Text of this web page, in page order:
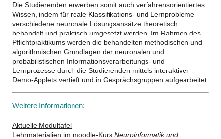
Die Studierenden erwerben somit auch verfahrensorientiertes
Wissen, indem für reale Klassifikations- und Lernprobleme
verschiedene neuronale Lösungsansätze theoretisch
behandelt und praktisch umgesetzt werden. Im Rahmen des
Pflichtpraktikums werden die behandelten methodischen und
algorithmischen Grundlagen der neuronalen und
probabilistischen Informationsverarbeitungs- und
Lernprozesse durch die Studierenden mittels interaktiver
Demo-Applets vertieft und in Gesprächsgruppen aufgearbeitet.
Weitere Informationen:
Aktuelle Modultafel
Lehrmaterialien im moodle-Kurs Neuroinformatik und